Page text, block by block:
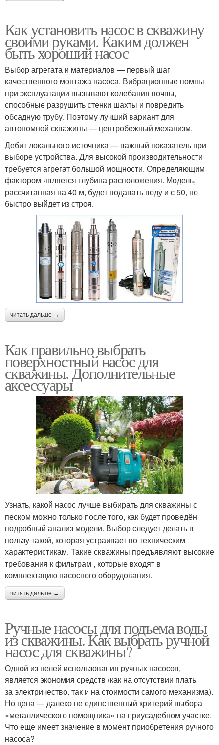
Как установить насос в скважину
своими руками. Каким должен
быть хороший насос
Выбор агрегата и материалов — первый шаг
качественного монтажа насоса. Вибрационные помпы
при эксплуатации вызывают колебания почвы,
способные разрушить стенки шахты и повредить
обсадную трубу. Поэтому лучший вариант для
автономной скважины — центробежный механизм.
Дебит локального источника — важный показатель при
выборе устройства. Для высокой производительности
требуется агрегат большой мощности. Определяющим
фактором является глубина расположения. Модель,
рассчитанная на 40 м, будет подавать воду и с 50, но
быстро выйдет из строя.
читать дальше →
Как правильно выбрать
поверхностный насос для
скважины. Дополнительные
аксессуары
Узнать, какой насос лучше выбирать для скважины с
песком можно только после того, как будет проведён
подробный анализ модели. Выбор следует делать в
пользу такой, которая устраивает по техническим
характеристикам. Такие скважины предъявляют высокие
требования к фильтрам , которые входят в
комплектацию насосного оборудования.
читать дальше →
Ручные насосы для подъема воды
из скважины. Как выбрать ручной
насос для скважины?
Одной из целей использования ручных насосов,
является экономия средств (как на отсутствии платы
за электричество, так и на стоимости самого механизма).
Но цена — далеко не единственный критерий выбора
«металлического помощника» на приусадебном участке.
Что еще имеет значение в момент приобретения ручного
насоса?